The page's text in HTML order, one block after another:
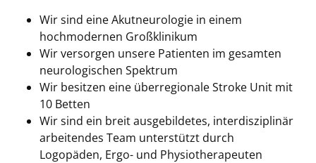
Wir sind eine Akutneurologie in einem
hochmodernen Großklinikum
Wir versorgen unsere Patienten im gesamten
neurologischen Spektrum
Wir besitzen eine überregionale Stroke Unit mit
10 Betten
Wir sind ein breit ausgebildetes, interdisziplinär
arbeitendes Team unterstützt durch
Logopäden, Ergo- und Physiotherapeuten